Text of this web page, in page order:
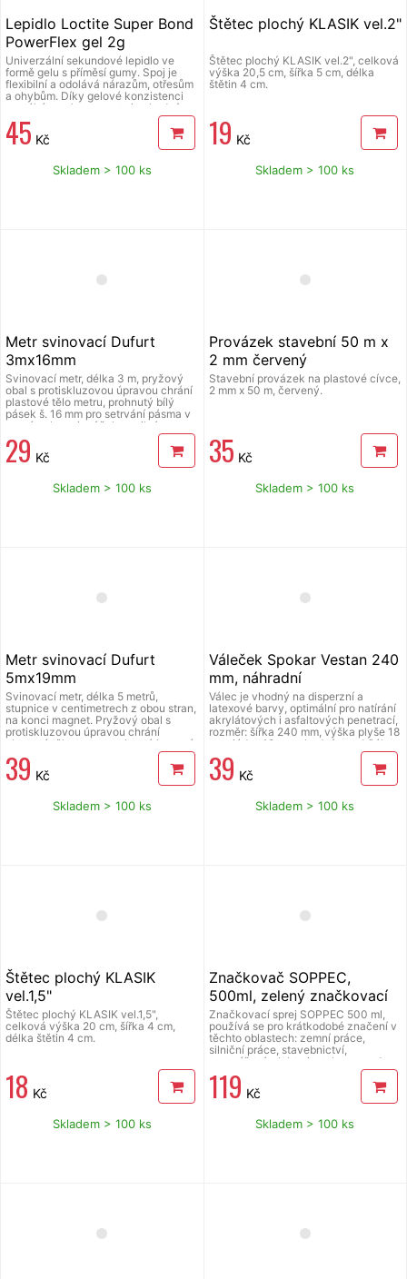
Lepidlo Loctite Super Bond
PowerFlex gel 2g
Univerzální sekundové lepidlo ve
formě gelu s příměsí gumy. Spoj je
flexibilní a odolává nárazům, otřesům
a ohybům. Díky gelové konzistenci
nestéká a nekape, proto je vhodný
také k aplikaci na svislé plochy.
Hmotnost 2 g. Spoj je několik sekund
korigovatelný. Toto vteřinové lepidlo
keramiky, plastů, gumy, kůže, dřeva,
kovů, kartónu a korku, také pro lepení
povrchů. Jedna kapka stačí. Přitlačte
k sobě oba lepené díly a držte, dokud
zabraňuje ucpávání hrotu.
45 Kč
Skladem > 100 ks
Štětec plochý KLASIK vel.2"
Štětec plochý KLASIK vel.2", celková
výška 20,5 cm, šířka 5 cm, délka
štětin 4 cm.
19 Kč
Skladem > 100 ks
Metr svinovací Dufurt
3mx16mm
Svinovací metr, délka 3 m, pryžový
obal s protiskluzovou úpravou chrání
plastové tělo metru, prohnutý bílý
pásek š. 16 mm pro setrvání pásma v
rovné poloze, jazýček se silným
magnetem, blokovací posuvník,
oboustranná stupnice
29 Kč
Skladem > 100 ks
Provázek stavební 50 m x
2 mm červený
Stavební provázek na plastové cívce,
2 mm x 50 m, červený.
35 Kč
Skladem > 100 ks
Metr svinovací Dufurt
5mx19mm
Svinovací metr, délka 5 metrů,
stupnice v centimetrech z obou stran,
na konci magnet. Pryžový obal s
protiskluzovou úpravou chrání
plastové tělo metru, prohnutá kovová
bílá páska s oboustrannou stupnicí,
šířka 19 mm pro držení vysunuté
pásky v rovné poloze, blokovací stop
magnetem.
39 Kč
Skladem > 100 ks
Váleček Spokar Vestan 240
mm, náhradní
Válec je vhodný na disperzní a
latexové barvy, optimální pro natírání
akrylátových i asfaltových penetrací,
rozměr: šířka 240 mm, výška plyše 18
mm, jádro 48mm, vhodný pro držák o
průměru 6mm.
39 Kč
Skladem > 100 ks
Štětec plochý KLASIK
vel.1,5"
Štětec plochý KLASIK vel.1,5",
celková výška 20 cm, šířka 4 cm,
délka štětin 4 cm.
18 Kč
Skladem > 100 ks
Značkovač SOPPEC,
500ml, zelený značkovací
sprej
Značkovací sprej SOPPEC 500 ml,
používá se pro krátkodobé značení v
těchto oblastech: zemní práce,
silniční práce, stavebnictví,
topenářství, elektroinstalace apod.
velmi dobrá přilnavost, vysoká
odolnost proti povětrnostním vlivům,
rychleschnoucí fluorescenční barva,
objem 500 ml, krytka spouště.
119 Kč
Skladem > 100 ks